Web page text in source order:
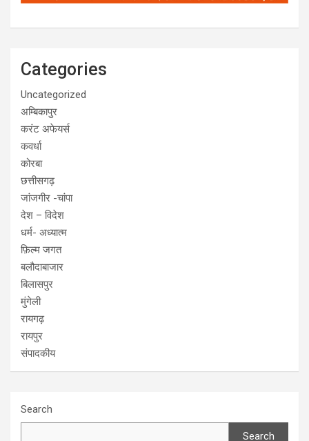
Categories
Uncategorized
अम्बिकापुर
करंट अफेयर्स
कवर्धा
कोरबा
छत्तीसगढ़
जांजगीर -चांपा
देश – विदेश
धर्म- अध्यात्म
फ़िल्म जगत
बलौदाबाजार
बिलासपुर
मुंगेली
रायगढ़
रायपुर
संपादकीय
Search
Search